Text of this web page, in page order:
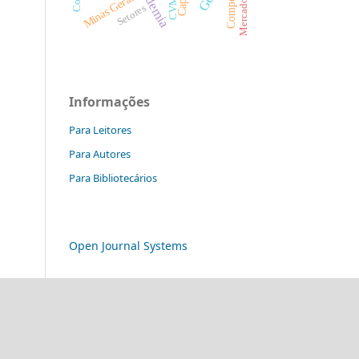
Minas Gerais
Setores CVM
Informações
Para Leitores
Para Autores
Para Bibliotecários
Open Journal Systems